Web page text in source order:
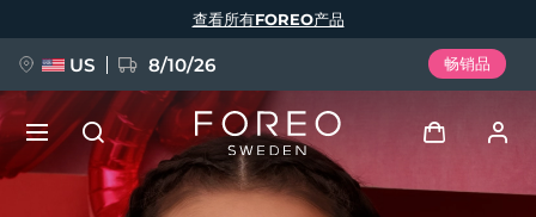
查看所有FOREO产品
US 8/10/26 畅销品